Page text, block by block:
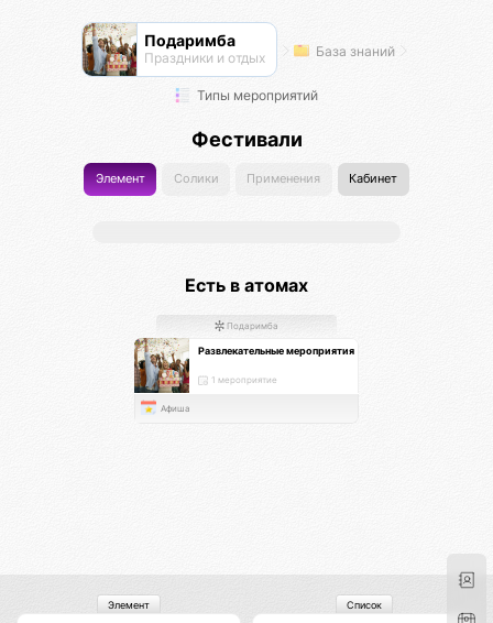
Подаримба
Праздники и отдых База знаний
Типы мероприятий
Фестивали
Элемент Солики Применения Кабинет
Есть в атомах
Подаримба
Развлекательные мероприятия
1 мероприятие
Афиша
Элемент Список